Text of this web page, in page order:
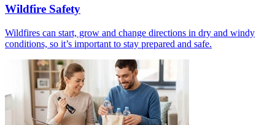
Wildfire Safety
Wildfires can start, grow and change directions in dry and windy
conditions, so it’s important to stay prepared and safe.